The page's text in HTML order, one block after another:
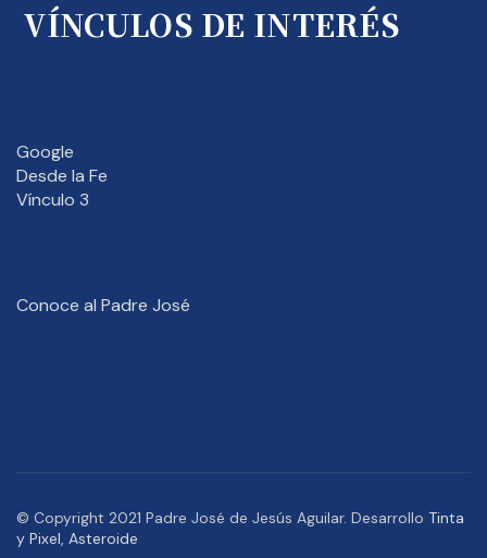
VÍNCULOS DE INTERÉS
Google
Desde la Fe
Vínculo 3
Conoce al Padre José
© Copyright 2021 Padre José de Jesús Aguilar. Desarrollo Tinta
y Pixel, Asteroide